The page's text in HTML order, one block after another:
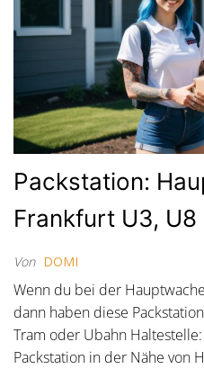
Packstation:
Frankfurt U3, U8
Von DOMI
Wenn du bei der
dann haben diese
Tram oder Ubahn
Packstation in der Nähe von